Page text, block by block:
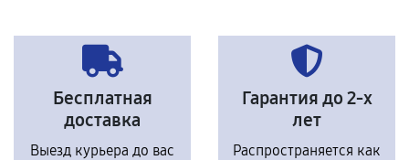
Бесплатная
доставка
Выезд курьера до вас
Гарантия до 2-х
лет
Распространяется как